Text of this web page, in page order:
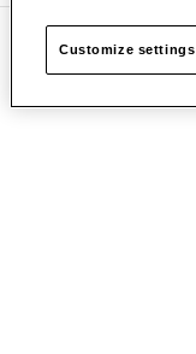
Customize settings